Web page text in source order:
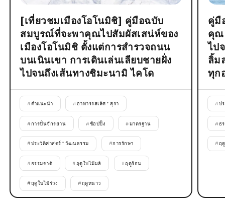
[เที่ยวชมเมืองโอโนมิชิ] คู่มือฉบับ
สมบูรณ์ที่จะพาคุณไปสัมผัสเสน่ห์ของ
เมืองโอโนมิชิ ตั้งแต่การสำรวจถนน
บนเนินเขา การเดินเล่นเลียบชายฝั่ง
ไปจนถึงเส้นทางชิมะนามิ ไคโด
#คำแนะนำ # อาหารรสเลิศ * สุรา
#การปั่นจักรยาน #ช้อปปิ้ง #มาตรฐาน
#ประวัติศาสตร์ * วัฒนธรรม #การรักษา
#ธรรมชาติ #ฤดูใบไม้ผลิ #ฤดูร้อน
#ฤดูใบไม้ร่วง #ฤดูหนาว
คู่มื
คุณ
ไป
ลิ้ม
ทุก
#ป
#ธ
#ฤ